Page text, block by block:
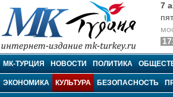
МК-Турция
7
МК-ТУРЦИЯ НОВОСТИ ПОЛИТИКА
ЭКОНОМИКА КУЛЬТУРА БЕЗОПАСНОСТЬ